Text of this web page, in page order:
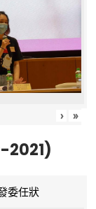
› »
2021)
委任狀